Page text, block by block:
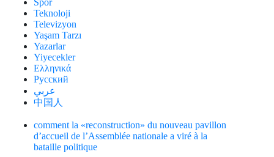
Spor
Teknoloji
Televizyon
Yaşam Tarzı
Yazarlar
Yiyecekler
Ελληνικά
Русский
عربي
中国人
comment la «reconstruction» du nouveau pavillon
d’accueil de l’Assemblée nationale a viré à la
bataille politique